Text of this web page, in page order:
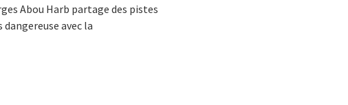
Abou Harb partage des pistes
avec la